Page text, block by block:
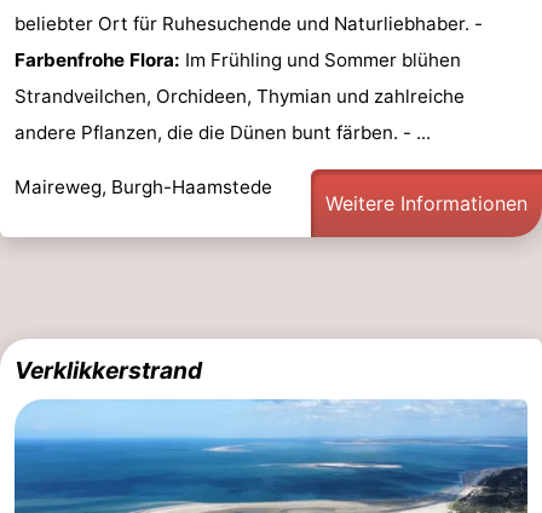
beliebter Ort für Ruhesuchende und Naturliebhaber. -
Farbenfrohe Flora: Im Frühling und Sommer blühen
Strandveilchen, Orchideen, Thymian und zahlreiche
andere Pflanzen, die die Dünen bunt färben. - ...
Maireweg, Burgh-Haamstede
Weitere Informationen
Verklikkerstrand